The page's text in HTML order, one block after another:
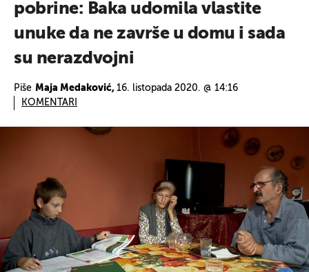
pobrine: Baka udomila vlastite
unuke da ne završe u domu i sada
su nerazdvojni
Piše Maja Medaković, 16. listopada 2020. @ 14:16
KOMENTARI